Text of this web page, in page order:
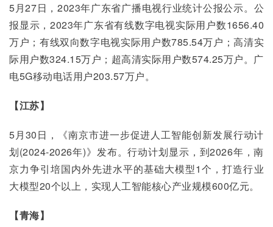
5月27日，2023年广东省广播电视行业统计公报公示。公
报显示，2023年广东省有线数字电视实际用户数1656.40
万户；有线双向数字电视实际用户数785.54万户；高清实
际用户数324.15万户；超高清实际用户数574.25万户。广
电5G移动电话用户203.57万户。
【江苏】
5月30日，《南京市进一步促进人工智能创新发展行动计
划(2024-2026年)》发布。行动计划显示，到2026年，南
京力争引培国内外先进水平的基础大模型1个，打造行业
大模型20个以上，实现人工智能核心产业规模600亿元。
【青海】